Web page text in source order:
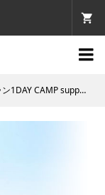

by アミノバイタル®